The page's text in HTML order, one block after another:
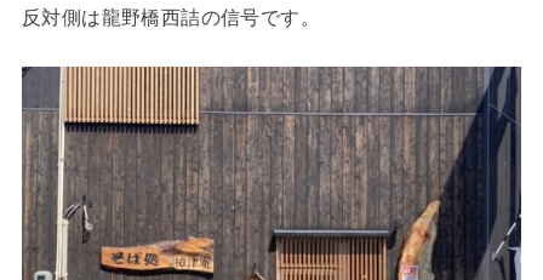
反対側は龍野橋西詰の信号です。